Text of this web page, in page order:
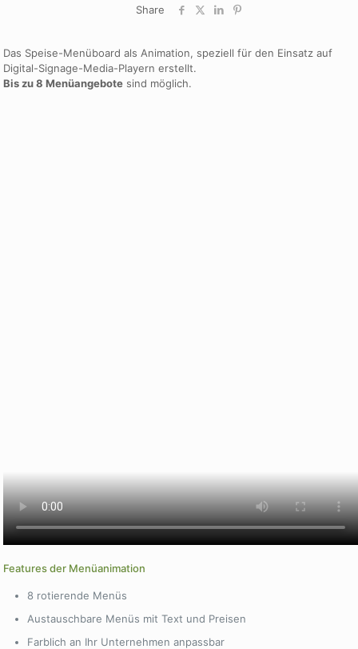
Share
Das Speise-Menüboard als Animation, speziell für den Einsatz auf
Digital-Signage-Media-Playern erstellt.
Bis zu 8 Menüangebote sind möglich.
Features der Menüanimation
8 rotierende Menüs
Austauschbare Menüs mit Text und Preisen
Farblich an Ihr Unternehmen anpassbar